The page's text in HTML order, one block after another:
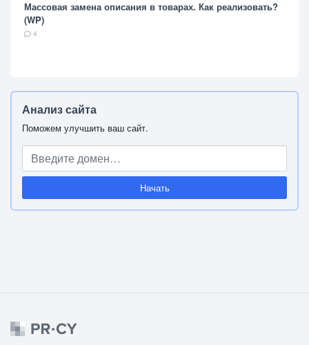
Массовая замена описания в товарах. Как реализовать?
(WP)
4
Анализ сайта
Поможем улучшить ваш сайт.
Начать